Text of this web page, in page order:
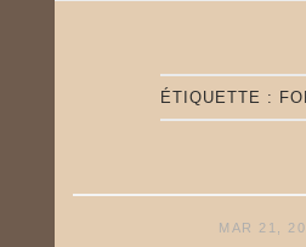
ÉTIQUETTE :
MAR 21,